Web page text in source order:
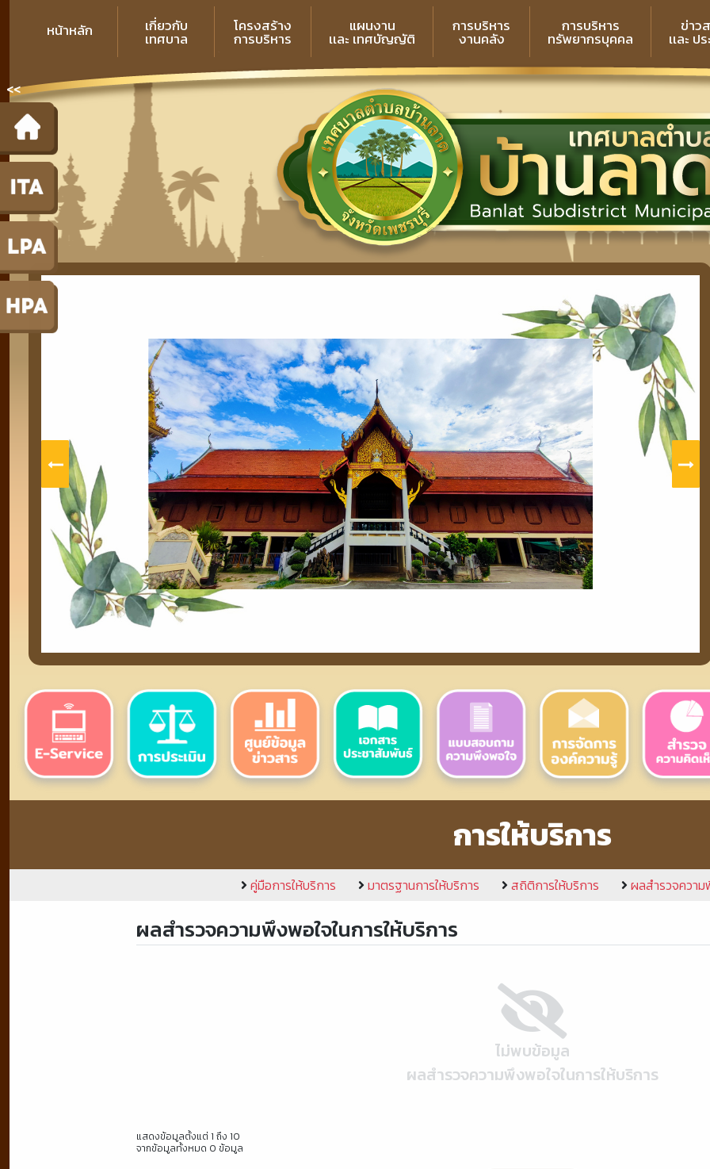
<<
หน้าหลัก เกี่ยวกับ
เทศบาล
โครงสร้าง
การบริหาร
แผนงาน
เเละ เทศบัญญัติ
การบริหาร
งานคลัง
การบริหาร
ทรัพยากรบุคคล
ข่าว
เเละ ป
การให้บริการ
คู่มือการให้บริการ มาตรฐานการให้บริการ สถิติการให้บริการ ผลสำรวจความ
ผลสำรวจความพึงพอใจในการให้บริการ
ไม่พบข้อมูล
ผลสำรวจความพึงพอใจในการให้บริการ
แสดงข้อมูลตั้งแต่ 1 ถึง 10
จากข้อมูลทั้งหมด 0 ข้อมูล